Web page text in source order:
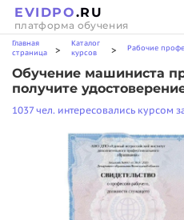
EVIDPO.RU
платформа обучения
Главная
страница
>
Каталог
курсов
> Рабочие
Обучение машиниста
получите
1037 чел. интересовались курсом